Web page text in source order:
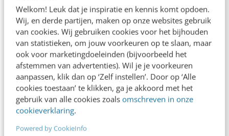
Welkom! Leuk dat je inspiratie en kennis komt opdoen.
Wij, en derde partijen, maken op onze websites gebruik
van cookies. Wij gebruiken cookies voor het bijhouden
van statistieken, om jouw voorkeuren op te slaan, maar
ook voor marketingdoeleinden (bijvoorbeeld het
afstemmen van advertenties). Wil je je voorkeuren
aanpassen, klik dan op ‘Zelf instellen’. Door op ‘Alle
cookies toestaan’ te klikken, ga je akkoord met het
gebruik van alle cookies zoals omschreven in onze
cookieverklaring.
Powered by CookieInfo
helpt daarbij doordat zo’n systeem het hele
contentdistributieproces ondersteunt.
Bovendien combineert het de flexibiliteit van
een headless cms met de
gebruiksvriendelijkheid van een traditionele
versie.
Lees ook:De verlaten winkelwagen-mail: de